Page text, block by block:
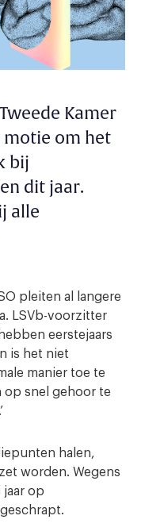
Kamer
motie om het
bij
dit jaar.
alle
pleiten al langere
LSVb-voorzitter
eerstejaars
is het niet
manier toe te
op snel gehoor te
halen,
worden. Wegens
jaar op